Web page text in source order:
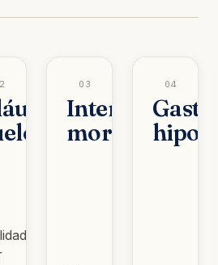
03
Intereses
moratorios
04